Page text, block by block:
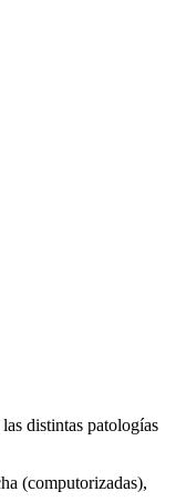
distintas patologías
(computorizadas),